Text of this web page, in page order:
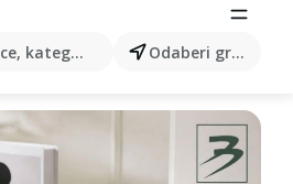
kategorije, proizvode... Odaberi grad